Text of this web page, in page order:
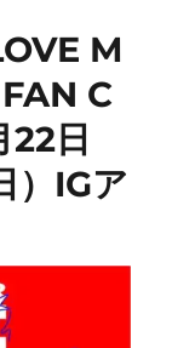
M
C
22日
）IGア